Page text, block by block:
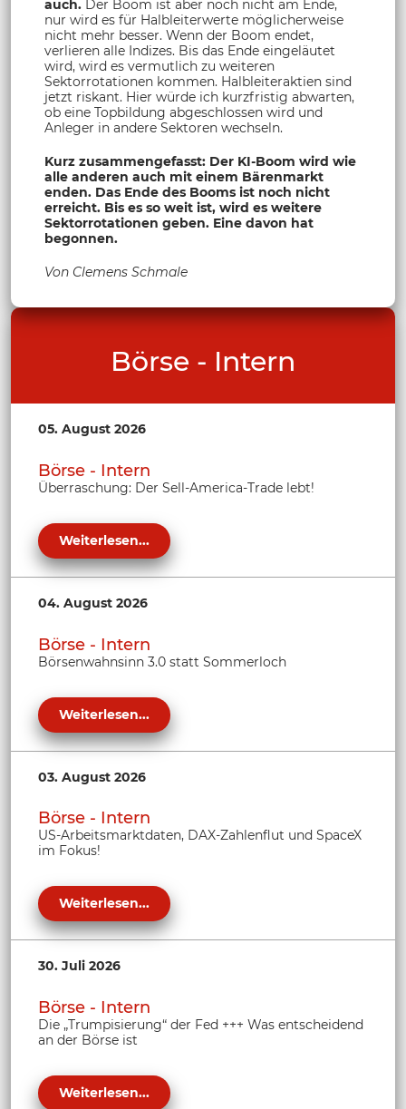
auch. Der Boom ist aber noch nicht am Ende,
nur wird es für Halbleiterwerte möglicherweise
nicht mehr besser. Wenn der Boom endet,
verlieren alle Indizes. Bis das Ende eingeläutet
wird, wird es vermutlich zu weiteren
Sektorrotationen kommen. Halbleiteraktien sind
jetzt riskant. Hier würde ich kurzfristig abwarten,
ob eine Topbildung abgeschlossen wird und
Anleger in andere Sektoren wechseln.
Kurz zusammengefasst: Der KI-Boom wird wie
alle anderen auch mit einem Bärenmarkt
enden. Das Ende des Booms ist noch nicht
erreicht. Bis es so weit ist, wird es weitere
Sektorrotationen geben. Eine davon hat
begonnen.
Von Clemens Schmale
Börse - Intern
05. August 2026
Börse - Intern
Überraschung: Der Sell-America-Trade lebt!
Weiterlesen...
04. August 2026
Börse - Intern
Börsenwahnsinn 3.0 statt Sommerloch
Weiterlesen...
03. August 2026
Börse - Intern
US-Arbeitsmarktdaten, DAX-Zahlenflut und SpaceX
im Fokus!
Weiterlesen...
30. Juli 2026
Börse - Intern
Die „Trumpisierung“ der Fed +++ Was entscheidend
an der Börse ist
Weiterlesen...